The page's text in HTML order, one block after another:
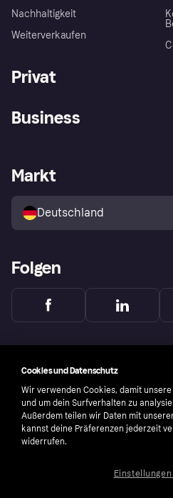
Nachhaltigkeit
Weiterverkaufen
Privat
Klarna App
Shops entdecken
Käuferschutzrichtlinie
Business
Händlerportal
Markt
Deutschland
Folgen
Cookies und Datenschutz
Wir verwenden Cookies, damit
und um dein Surfverhalten zu
Außerdem teilen wir Daten mit
kannst deine Präferenzen jederzeit
widerrufen.